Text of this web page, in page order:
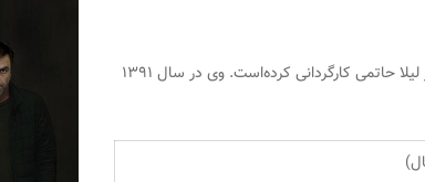
علی مصفا دو فیلم بلند را با نام‌های سیمای زنی در دوردست و پله آخر با حضور لیلا حاتمی کارگردانی کرده‌است. وی در سال ۱۳۹۱